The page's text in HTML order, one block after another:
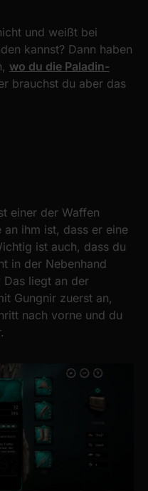
und weißt bei
kannst? Dann haben
wo du die Paladin-
brauchst du aber das
einer der Waffen
an ihm ist, dass er eine
ist auch, dass du
in der Nebenhand
Das liegt an der
Gungnir zuerst an,
nach vorne und du